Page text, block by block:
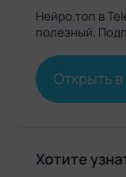
Нейро.топ в
полезный.
Открыть
Хотите